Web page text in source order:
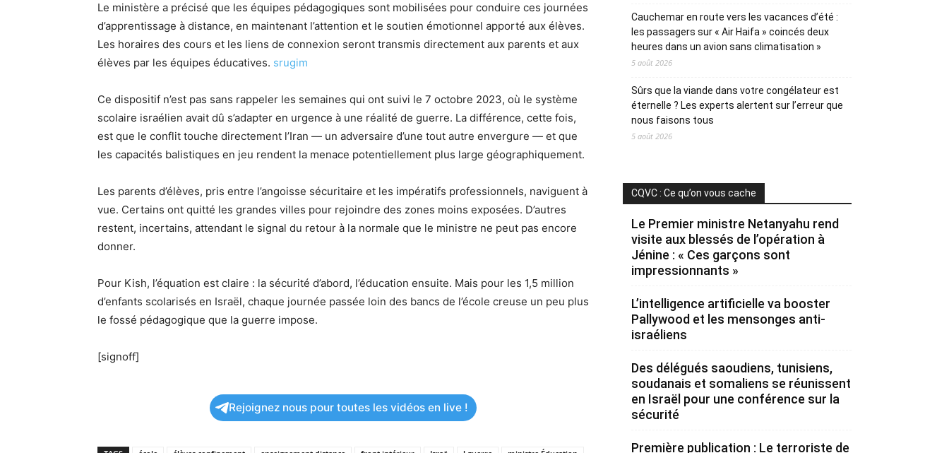
Le ministère a précisé que les équipes pédagogiques sont mobilisées pour conduire ces journées
d’apprentissage à distance, en maintenant l’attention et le soutien émotionnel apporté aux élèves.
Les horaires des cours et les liens de connexion seront transmis directement aux parents et aux
élèves par les équipes éducatives. srugim
Ce dispositif n’est pas sans rappeler les semaines qui ont suivi le 7 octobre 2023, où le système
scolaire israélien avait dû s’adapter en urgence à une réalité de guerre. La différence, cette fois,
est que le conflit touche directement l’Iran — un adversaire d’une tout autre envergure — et que
les capacités balistiques en jeu rendent la menace potentiellement plus large géographiquement.
Les parents d’élèves, pris entre l’angoisse sécuritaire et les impératifs professionnels, naviguent à
vue. Certains ont quitté les grandes villes pour rejoindre des zones moins exposées. D’autres
restent, incertains, attendant le signal du retour à la normale que le ministre ne peut pas encore
donner.
Pour Kish, l’équation est claire : la sécurité d’abord, l’éducation ensuite. Mais pour les 1,5 million
d’enfants scolarisés en Israël, chaque journée passée loin des bancs de l’école creuse un peu plus
le fossé pédagogique que la guerre impose.
[signoff]
Rejoignez nous pour toutes les vidéos en live !
Cauchemar en route vers les vacances d’été :
les passagers sur « Air Haifa » coincés deux
heures dans un avion sans climatisation »
5 août 2026
Sûrs que la viande dans votre congélateur est
éternelle ? Les experts alertent sur l’erreur que
nous faisons tous
5 août 2026
CQVC : Ce qu’on vous cache
Le Premier ministre Netanyahu rend
visite aux blessés de l’opération à
Jénine : « Ces garçons sont
impressionnants »
L’intelligence artificielle va booster
Pallywood et les mensonges anti-
israéliens
Des délégués saoudiens, tunisiens,
soudanais et somaliens se réunissent
en Israël pour une conférence sur la
sécurité
Première publication : Le terroriste de